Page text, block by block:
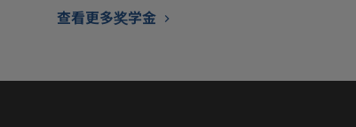
查看更多奖学金